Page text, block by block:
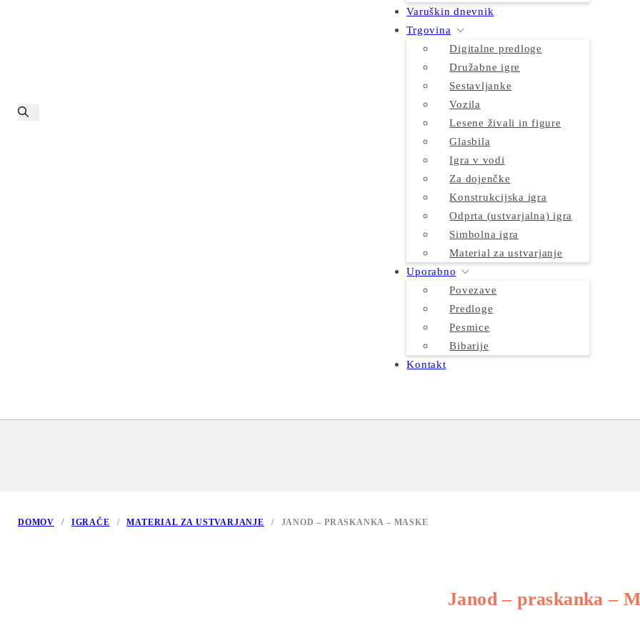
Varuškin dnevnik
Trgovina
Digitalne predloge
Družabne igre
Sestavljanke
Vozila
Lesene živali in figure
Glasbila
Igra v vodi
Za dojenčke
Konstrukcijska igra
Odprta (ustvarjalna) igra
Simbolna igra
Material za ustvarjanje
Uporabno
Povezave
Predloge
Pesmice
Bibarije
Kontakt
DOMOV / IGRAČE / MATERIAL ZA USTVARJANJE / JANOD – PRASKANKA – MASKE
Janod – praskanka –